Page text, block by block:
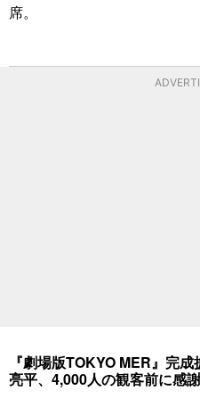
席。
『劇場版TOKYO MER』完
亮平、4,000人の観客前に感